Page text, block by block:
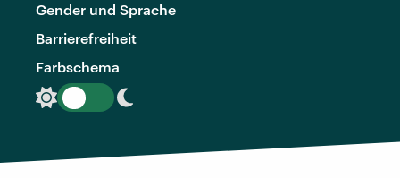
Gender und Sprache
Barrierefreiheit
Farbschema